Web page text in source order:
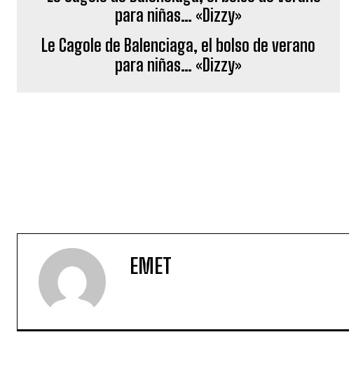
Le Cagole de Balenciaga, el bolso de verano
para niñas… «Dizzy»
EMET